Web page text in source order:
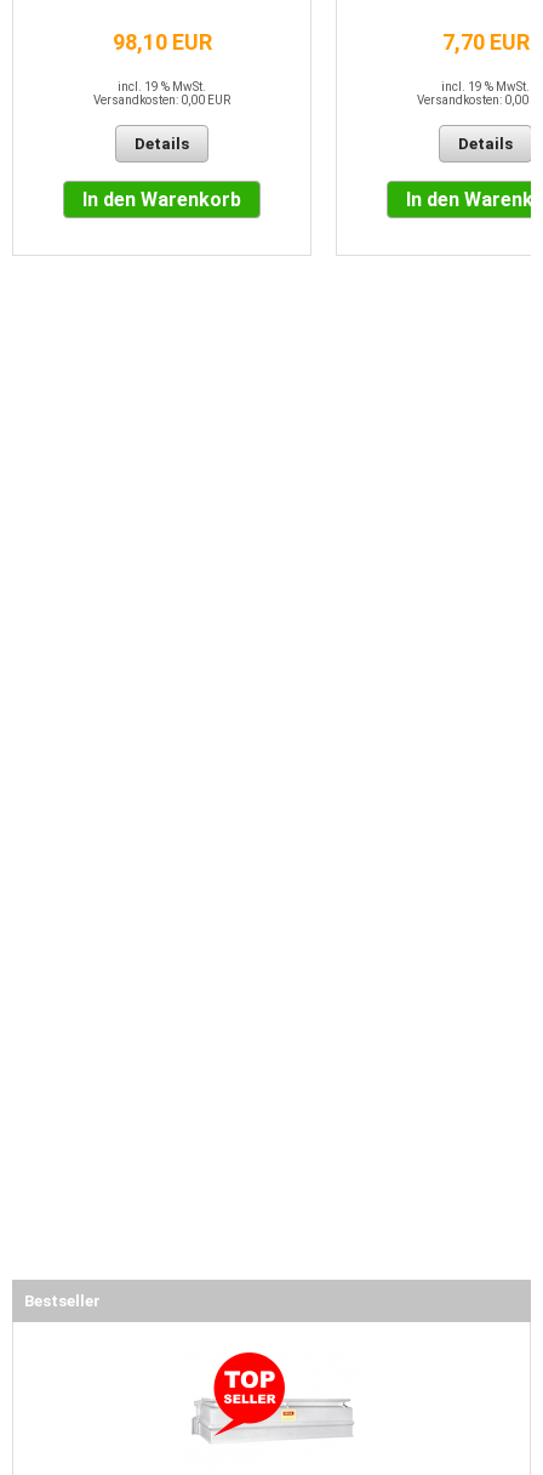
98,10 EUR
incl. 19 % MwSt.
Versandkosten: 0,00 EUR
Details
In den Warenkorb
7,70 EUR
incl. 19 % MwSt.
Versandkosten: 0,00
Details
In den
Bestseller